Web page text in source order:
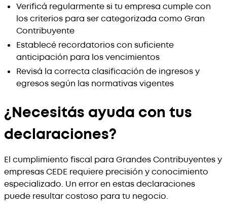
Verificá regularmente si tu empresa cumple con
los criterios para ser categorizada como Gran
Contribuyente
Establecé recordatorios con suficiente
anticipación para los vencimientos
Revisá la correcta clasificación de ingresos y
egresos según las normativas vigentes
¿Necesitás ayuda con tus
declaraciones?
El cumplimiento fiscal para Grandes Contribuyentes y
empresas CEDE requiere precisión y conocimiento
especializado. Un error en estas declaraciones
puede resultar costoso para tu negocio.